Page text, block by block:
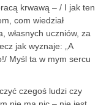
krwawą – / I jak ten
com wiedział
własnych uczniów, za
jak wyznaje: „A
Myśl ta w mym sercu
czegoś ludzi czy